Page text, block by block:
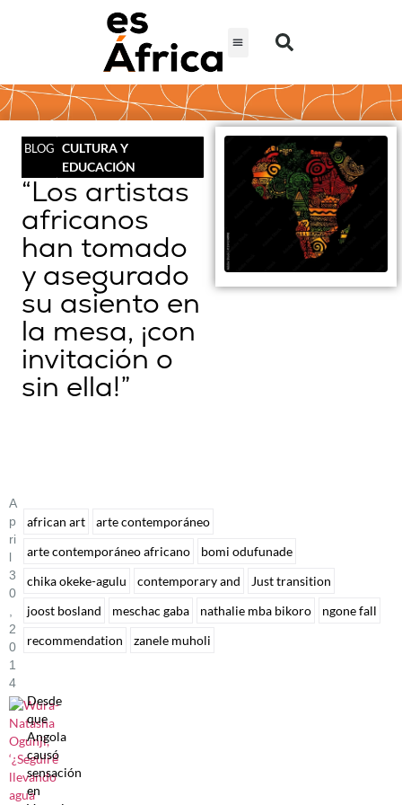
BLOG CULTURA Y
EDUCACIÓN
“Los artistas
africanos
han tomado
y asegurado
su asiento en
la mesa, ¡con
invitación o
sin ella!”
A
P
Ri
L
3
0
2
0
1
4
Desde
que
Angola
causó
sensación
en
african art
arte contemporáneo
arte contemporáneo africano
bomi odufunade
chika okeke-agulu
contemporary and
Just transition
joost bosland
meschac gaba nathalie mba bikoro
ngone fall
recommendation
zanele muholi